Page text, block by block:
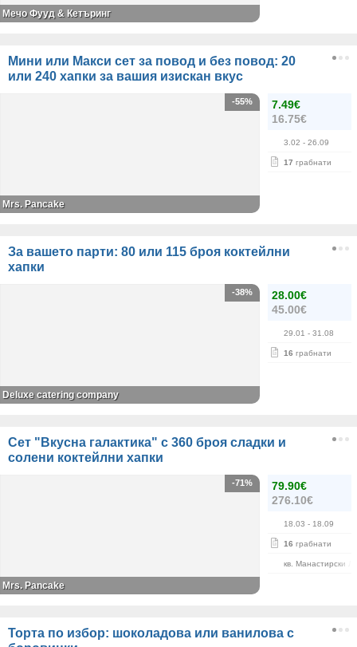
Мечо Фууд & Кетъринг
Мини или Макси сет за повод и без повод: 20
или 240 хапки за вашия изискан вкус
7.49€
16.75€
3.02 - 26.09
17 грабнати
-55%
Mrs. Pancake
За вашето парти: 80 или 115 броя коктейлни
хапки
28.00€
45.00€
29.01 - 31.08
16 грабнати
-38%
Deluxe catering company
Сет "Вкусна галактика" с 360 броя сладки и
солени коктейлни хапки
79.90€
276.10€
18.03 - 18.09
16 грабнати
кв. Манастирски
-71%
Mrs. Pancake
Торта по избор: шоколадова или ванилова с